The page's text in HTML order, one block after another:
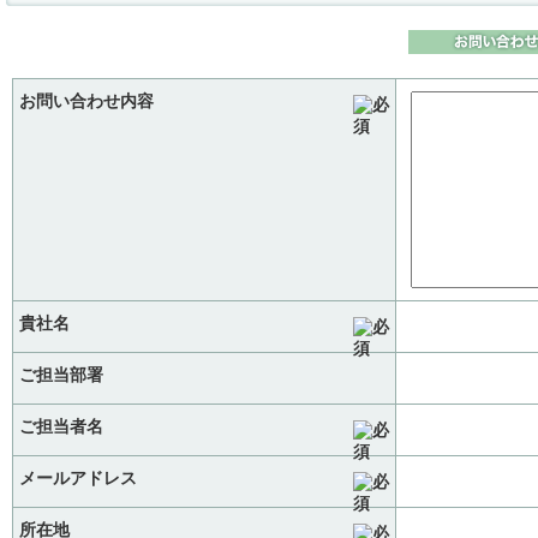
お問い合わせ内容
貴社名
ご担当部署
ご担当者名
メールアドレス
所在地